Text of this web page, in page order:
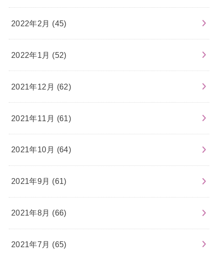
2022年2月 (45)
2022年1月 (52)
2021年12月 (62)
2021年11月 (61)
2021年10月 (64)
2021年9月 (61)
2021年8月 (66)
2021年7月 (65)